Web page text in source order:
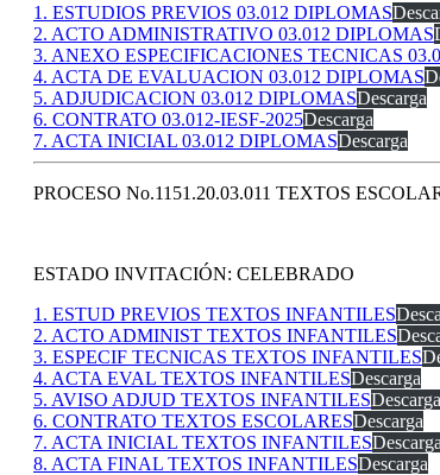
1. ESTUDIOS PREVIOS 03.012 DIPLOMAS
2. ACTO ADMINISTRATIVO 03.012 DIPLOMAS
3. ANEXO ESPECIFICACIONES TECNICAS
4. ACTA DE EVALUACION 03.012 DIPLOMAS
5. ADJUDICACION 03.012 DIPLOMASDescarga
6. CONTRATO 03.012-IESF-2025Descarga
7. ACTA INICIAL 03.012 DIPLOMASDescarga
PROCESO No.1151.20.03.011 TEXTOS
ESTADO INVITACIÓN: CELEBRADO
1. ESTUD PREVIOS TEXTOS INFANTILES
2. ACTO ADMINIST TEXTOS INFANTILES
3. ESPECIF TECNICAS TEXTOS INFANTILES
4. ACTA EVAL TEXTOS INFANTILESDescarga
5. AVISO ADJUD TEXTOS INFANTILESDescarga
6. CONTRATO TEXTOS ESCOLARESDescarga
7. ACTA INICIAL TEXTOS INFANTILESDescarga
8. ACTA FINAL TEXTOS INFANTILESDescarga